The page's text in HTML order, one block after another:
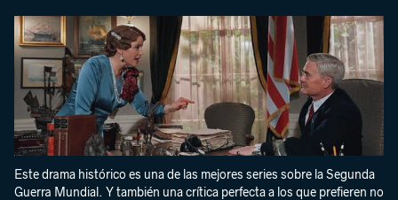
Este drama histórico es una de las mejores series sobre la Segunda
Guerra Mundial. Y también una crítica perfecta a los que prefieren no